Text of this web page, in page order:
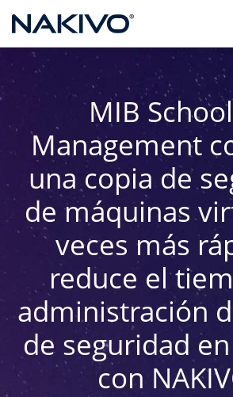
MIB
Management
una copia de
de máquinas
veces más
reduce el
administración
de seguridad
con